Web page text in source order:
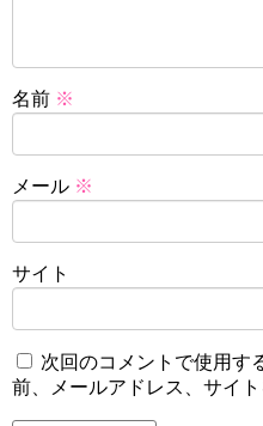
名前 ※
メール ※
サイト
次回のコメントで使用す
前、メールアドレス、サイト